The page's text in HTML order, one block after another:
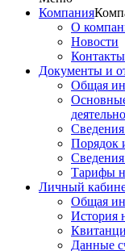
Компания
О
Новости
Контакты
Документы и
Общая
Порядок
Тарифы
Личный
Общая
История
Данные